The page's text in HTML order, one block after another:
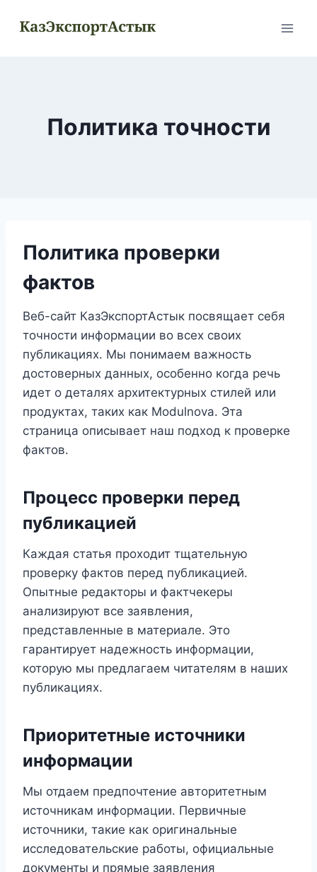
Политика точности
Политика проверки
фактов
Веб-сайт КазЭкспортАстык посвящает себя
точности информации во всех своих
публикациях. Мы понимаем важность
достоверных данных, особенно когда речь
идет о деталях архитектурных стилей или
продуктах, таких как Modulnova. Эта
страница описывает наш подход к проверке
фактов.
Процесс проверки перед
публикацией
Каждая статья проходит тщательную
проверку фактов перед публикацией.
Опытные редакторы и фактчекеры
анализируют все заявления,
представленные в материале. Это
гарантирует надежность информации,
которую мы предлагаем читателям в наших
публикациях.
Приоритетные источники
информации
Мы отдаем предпочтение авторитетным
источникам информации. Первичные
источники, такие как оригинальные
исследовательские работы, официальные
документы и прямые заявления